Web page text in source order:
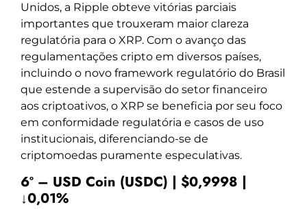
Unidos, a Ripple obteve vitórias parciais
importantes que trouxeram maior clareza
regulatória para o XRP. Com o avanço das
regulamentações cripto em diversos países,
incluindo o novo framework regulatório do Brasil
que estende a supervisão do setor financeiro
aos criptoativos, o XRP se beneficia por seu foco
em conformidade regulatória e casos de uso
institucionais, diferenciando-se de
criptomoedas puramente especulativas.
6º – USD Coin (USDC) | $0,9998 |
↓0,01%